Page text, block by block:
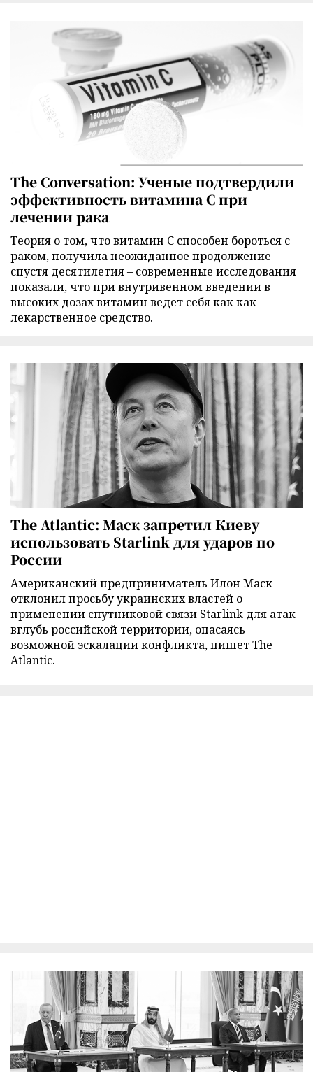
The Conversation: Ученые подтвердили
эффективность витамина C при
лечении рака
Теория о том, что витамин C способен бороться с
раком, получила неожиданное продолжение
спустя десятилетия – современные исследования
показали, что при внутривенном введении в
высоких дозах витамин ведет себя как как
лекарственное средство.
The Atlantic: Маск запретил Киеву
использовать Starlink для ударов по
России
Американский предприниматель Илон Маск
отклонил просьбу украинских властей о
применении спутниковой связи Starlink для атак
вглубь российской территории, опасаясь
возможной эскалации конфликта, пишет The
Atlantic.